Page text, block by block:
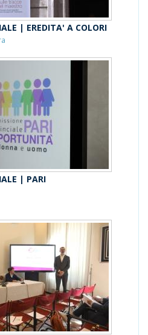
| EREDITA' A COLORI
| PARI